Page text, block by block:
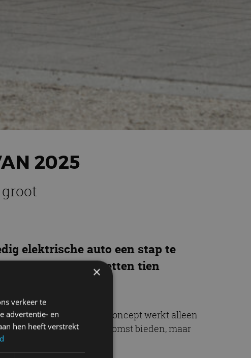
2025
elektrische auto een stap te
verbruik. We zetten tien
in hybride. Maar ja, dat concept werkt alleen
hybride kan uitkomst bieden, maar
×
verkeer te
advertentie- en
hen heeft verstrekt